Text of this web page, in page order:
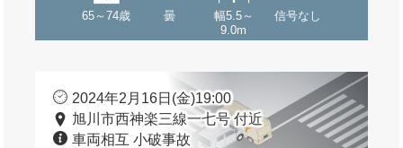
65～74歳 曇
幅5.5～
9.0m
信号なし
2024年2月16日(金)19:00
旭川市西神楽三線一七号 付近
車両相互 小破事故